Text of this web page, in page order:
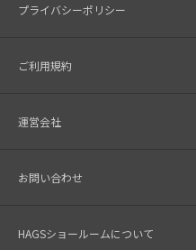
プライバシーポリシー
ご利用規約
運営会社
お問い合わせ
HAGSショールームについて